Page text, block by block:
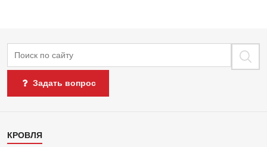
Поиск
Задать вопрос
Каталог
КРОВЛЯ